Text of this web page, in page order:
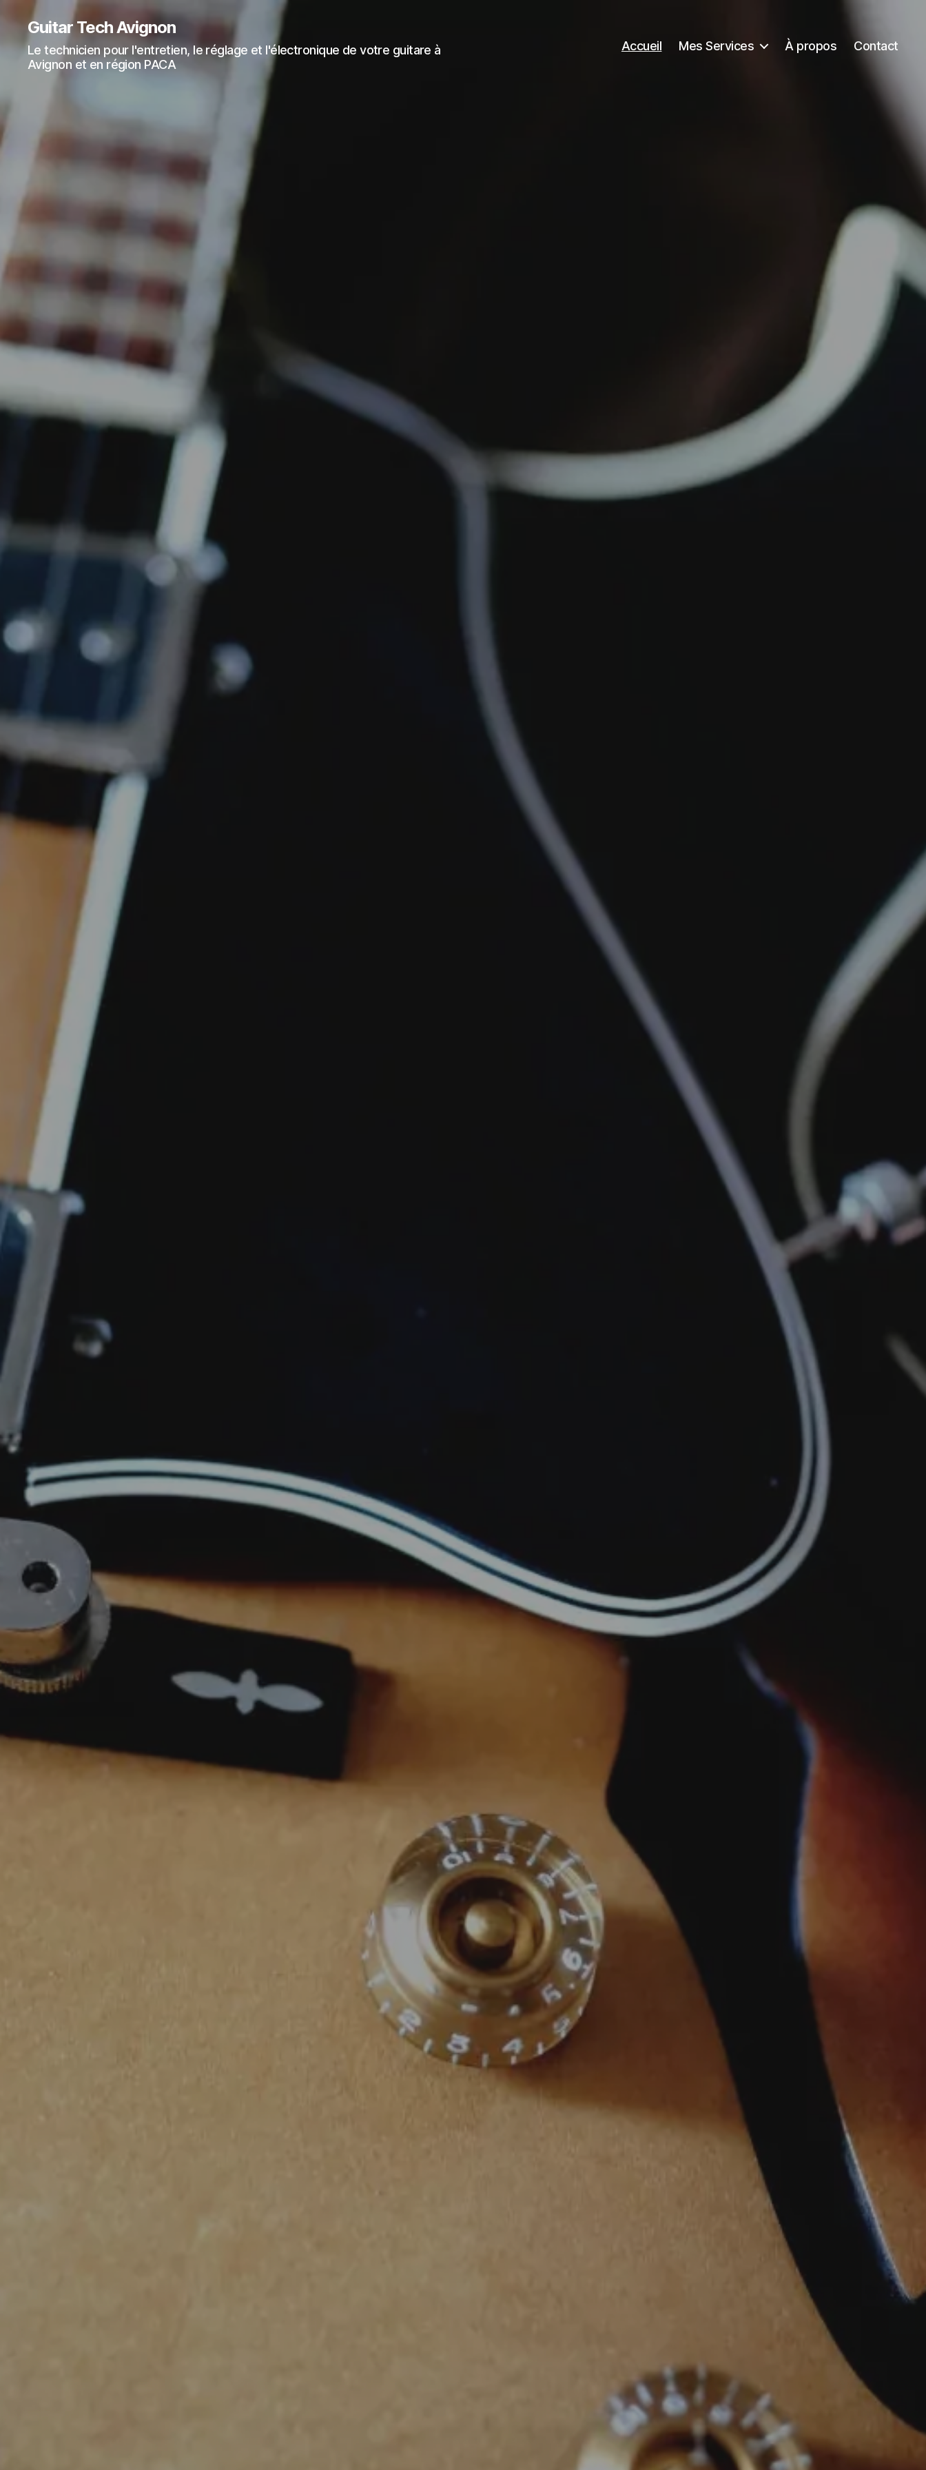
Guitar Tech Avignon
Le technicien pour l'entretien, le réglage et l'électronique de votre guitare à
Avignon et en région PACA
Accueil Mes Services À propos Contact